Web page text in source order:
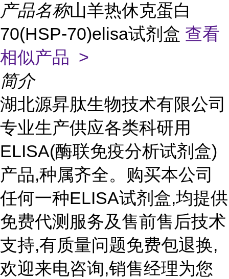
产品名称山羊热休克蛋白
70(HSP-70)elisa试剂盒 查看
相似产品 >
简介
湖北源昇肽生物技术有限公司
专业生产供应各类科研用
ELISA(酶联免疫分析试剂盒)
产品,种属齐全。购买本公司
任何一种ELISA试剂盒,均提供
免费代测服务及售前售后技术
支持,有质量问题免费包退换,
欢迎来电咨询,销售经理为您